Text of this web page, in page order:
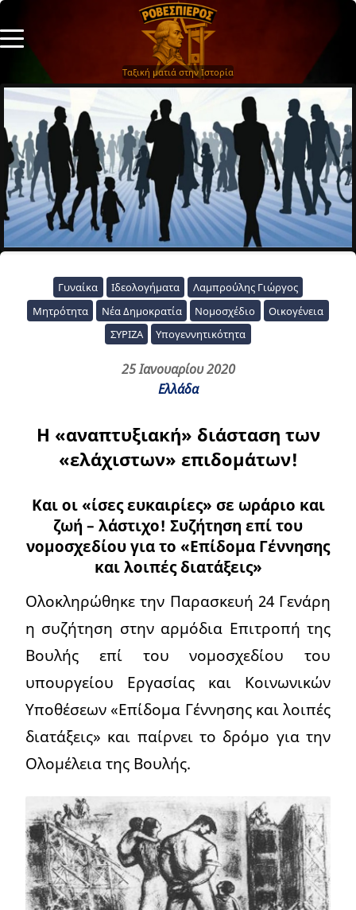
Ταξική ματιά στην Ιστορία
Γυναίκα Ιδεολογήματα
Λαμπρούλης Γιώργος
Μητρότητα
Νέα Δημοκρατία Νομοσχέδιο
Οικογένεια
ΣΥΡΙΖΑ
Υπογεννητικότητα
25 Ιανουαρίου 2020
Ελλάδα
Η «αναπτυξιακή» διάσταση των
«ελάχιστων» επιδομάτων!
Και οι «ίσες ευκαιρίες» σε ωράριο και
ζωή – λάστιχο! Συζήτηση επί του
νομοσχεδίου για το «Επίδομα Γέννησης
και λοιπές διατάξεις»
Ολοκληρώθηκε την Παρασκευή 24 Γενάρη
η συζήτηση στην αρμόδια Επιτροπή της
Βουλής επί του νομοσχεδίου του
υπουργείου Εργασίας και Κοινωνικών
Υποθέσεων «Επίδομα Γέννησης και λοιπές
διατάξεις» και παίρνει το δρόμο για την
Ολομέλεια της Βουλής.